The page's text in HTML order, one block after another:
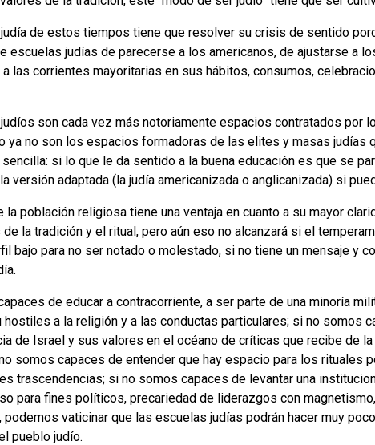
de estos tiempos tiene que resolver su crisis de sentido
escuelas judías de parecerse a los americanos, de ajustarse a
a las corrientes mayoritarias en sus hábitos, consumos,
son cada vez más notoriamente espacios contratados por
ya no son los espacios formadoras de las elites y masas judías
si lo que le da sentido a la buena educación es que se
versión adaptada (la judía americanizada o anglicanizada) si
la población religiosa tiene una ventaja en cuanto a su mayor
la tradición y el ritual, pero aún eso no alcanzará si el
bajo para no ser notado o molestado, si no tiene un mensaje y
de educar a contracorriente, a ser parte de una minoría
hostiles a la religión y a las conductas particulares; si no somos
de Israel y sus valores en el océano de críticas que recibe de
somos capaces de entender que hay espacio para los rituales
trascendencias; si no somos capaces de levantar una
para fines políticos, precariedad de liderazgos con
podemos vaticinar que las escuelas judías podrán hacer muy
pueblo judío.